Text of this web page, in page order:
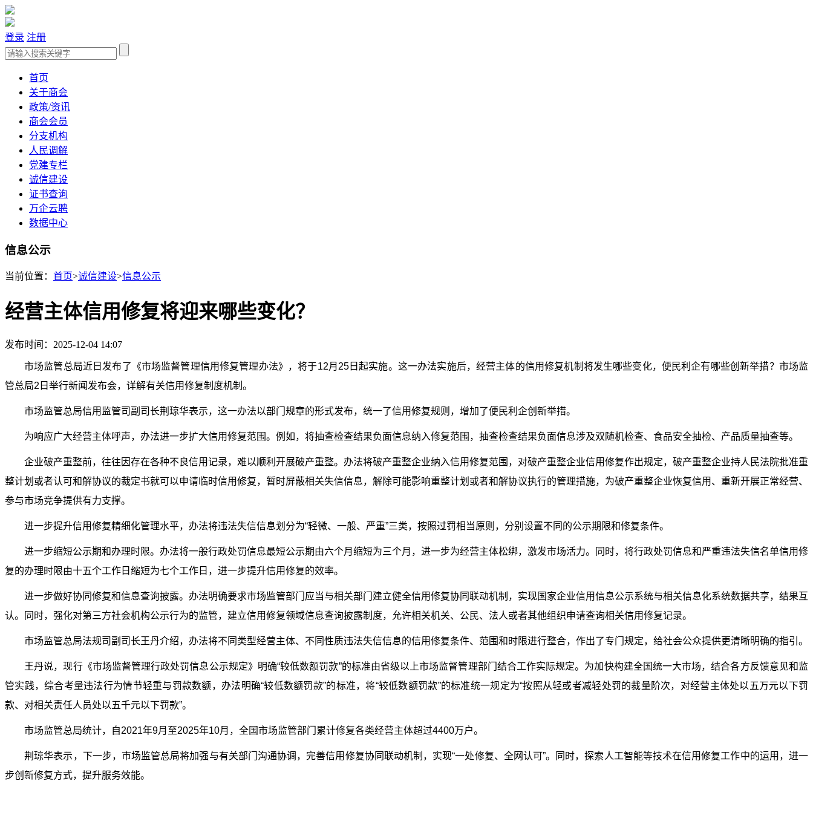
登录 注册
首页
关于商会
政策/资讯
商会会员
分支机构
人民调解
党建专栏
诚信建设
证书查询
万企云聘
数据中心
信息公示
当前位置： 首页>诚信建设>信息公示
经营主体信用修复将迎来哪些变化？
发布时间：2025-12-04 14:07
市场监管总局近日发布了《市场监督管理信用修复管理办法》，将于12月25日起实施。这一办法实施后，经营主体的信用修复机制将发生哪些变化，便民利企有哪些创新举措？市场监
管总局2日举行新闻发布会，详解有关信用修复制度机制。
市场监管总局信用监管司副司长荆琼华表示，这一办法以部门规章的形式发布，统一了信用修复规则，增加了便民利企创新举措。
为响应广大经营主体呼声，办法进一步扩大信用修复范围。例如，将抽查检查结果负面信息纳入修复范围，抽查检查结果负面信息涉及双随机检查、食品安全抽检、产品质量抽查等。
企业破产重整前，往往因存在各种不良信用记录，难以顺利开展破产重整。办法将破产重整企业纳入信用修复范围，对破产重整企业信用修复作出规定，破产重整企业持人民法院批准重
整计划或者认可和解协议的裁定书就可以申请临时信用修复，暂时屏蔽相关失信信息，解除可能影响重整计划或者和解协议执行的管理措施，为破产重整企业恢复信用、重新开展正常经营、
参与市场竞争提供有力支撑。
进一步提升信用修复精细化管理水平，办法将违法失信信息划分为“轻微、一般、严重”三类，按照过罚相当原则，分别设置不同的公示期限和修复条件。
进一步缩短公示期和办理时限。办法将一般行政处罚信息最短公示期由六个月缩短为三个月，进一步为经营主体松绑，激发市场活力。同时，将行政处罚信息和严重违法失信名单信用修
复的办理时限由十五个工作日缩短为七个工作日，进一步提升信用修复的效率。
进一步做好协同修复和信息查询披露。办法明确要求市场监管部门应当与相关部门建立健全信用修复协同联动机制，实现国家企业信用信息公示系统与相关信息化系统数据共享，结果互
认。同时，强化对第三方社会机构公示行为的监管，建立信用修复领域信息查询披露制度，允许相关机关、公民、法人或者其他组织申请查询相关信用修复记录。
市场监管总局法规司副司长王丹介绍，办法将不同类型经营主体、不同性质违法失信信息的信用修复条件、范围和时限进行整合，作出了专门规定，给社会公众提供更清晰明确的指引。
王丹说，现行《市场监督管理行政处罚信息公示规定》明确“较低数额罚款”的标准由省级以上市场监督管理部门结合工作实际规定。为加快构建全国统一大市场，结合各方反馈意见和监
管实践，综合考量违法行为情节轻重与罚款数额，办法明确“较低数额罚款”的标准，将“较低数额罚款”的标准统一规定为“按照从轻或者减轻处罚的裁量阶次，对经营主体处以五万元以下罚
款、对相关责任人员处以五千元以下罚款”。
市场监管总局统计，自2021年9月至2025年10月，全国市场监管部门累计修复各类经营主体超过4400万户。
荆琼华表示，下一步，市场监管总局将加强与有关部门沟通协调，完善信用修复协同联动机制，实现“一处修复、全网认可”。同时，探索人工智能等技术在信用修复工作中的运用，进一
步创新修复方式，提升服务效能。